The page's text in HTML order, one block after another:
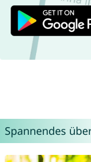
Spannendes